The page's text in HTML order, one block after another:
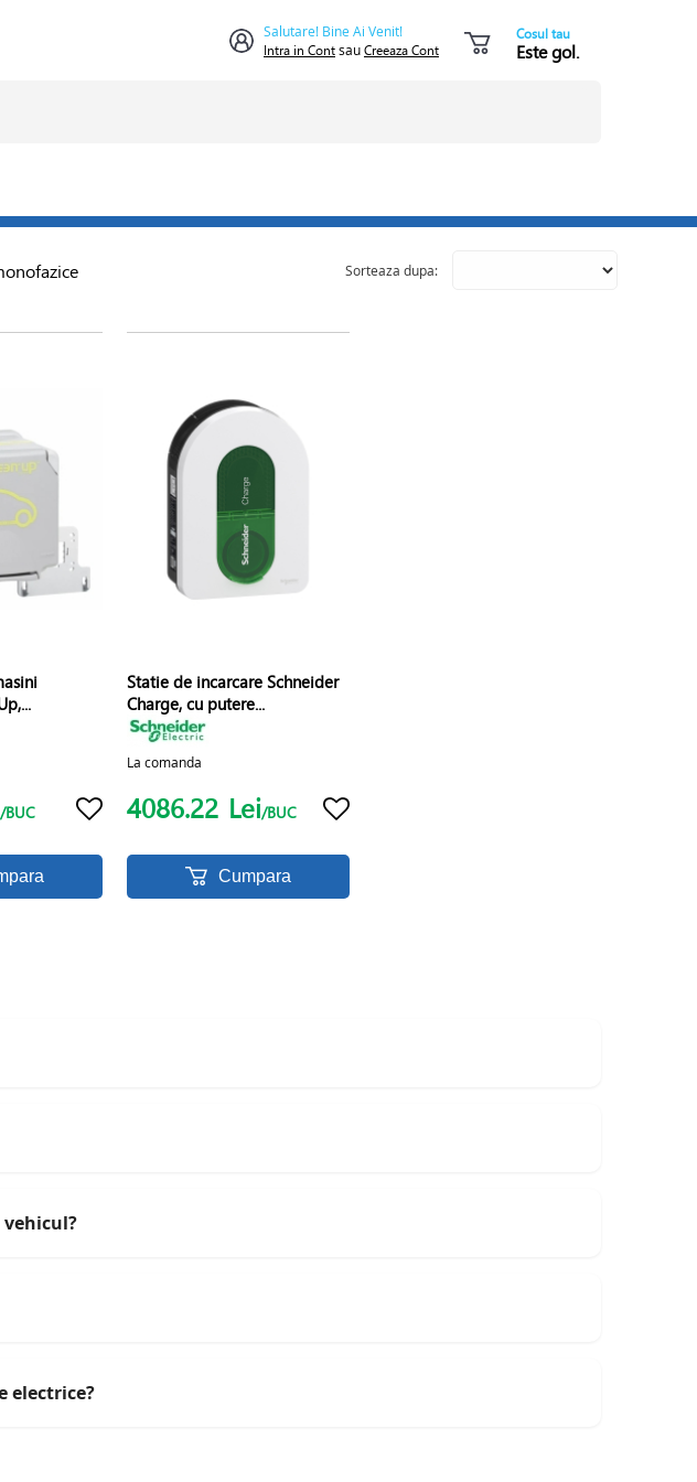
Salutare! Bine Ai Venit!
Intra in ContsauCreeaza Cont
Cosul tau
Este gol.
Sorteaza dupa:
/BUC
Statie de incarcare Schneider
Charge, cu putere...
La comanda
4086.22 Lei/BUC
Cumpara
electrice?